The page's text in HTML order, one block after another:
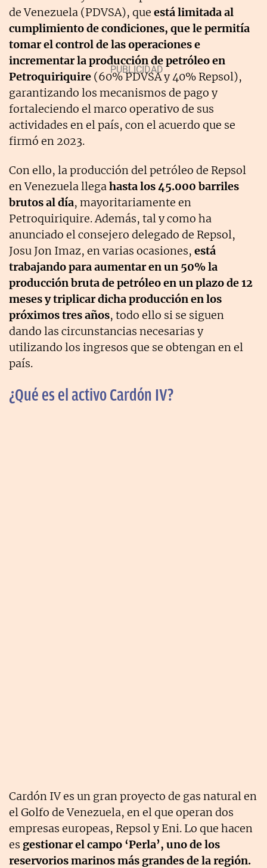
de Venezuela (PDVSA), que está limitada al
cumplimiento de condiciones, que le permitía
tomar el control de las operaciones e
incrementar la producción de petróleo en
Petroquiriquire (60% PDVSA y 40% Repsol),
garantizando los mecanismos de pago y
fortaleciendo el marco operativo de sus
actividades en el país, con el acuerdo que se
firmó en 2023.
Con ello, la producción del petróleo de Repsol
en Venezuela llegahasta los 45.000 barriles
brutos al día, mayoritariamente en
Petroquiriquire. Además, tal y como ha
anunciado el consejero delegado de Repsol,
Josu Jon Imaz, en varias ocasiones, está
trabajando para aumentar en un 50% la
producción bruta de petróleo en un plazo de 12
meses y triplicar dicha producción en los
próximos tres años, todo ello si se siguen
dando las circunstancias necesarias y
utilizando los ingresos que se obtengan en el
país.
¿Qué es el activo Cardón IV?
Cardón IV es un gran proyecto de gas natural en
el Golfo de Venezuela, en el que operan dos
empresas europeas, Repsol y Eni. Lo que hacen
es gestionar el campo ‘Perla’, uno de los
reservorios marinos más grandes de la región.